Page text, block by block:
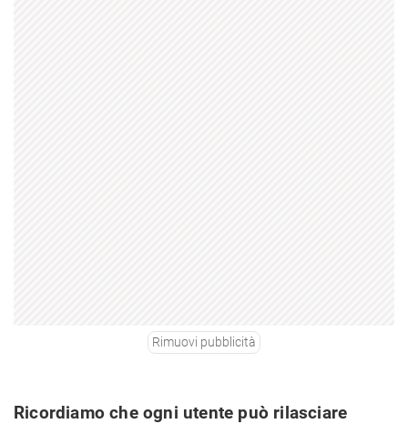
Rimuovi pubblicità
Ricordiamo che ogni utente può rilasciare